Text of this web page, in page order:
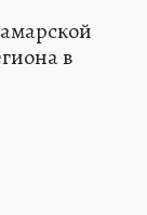
в